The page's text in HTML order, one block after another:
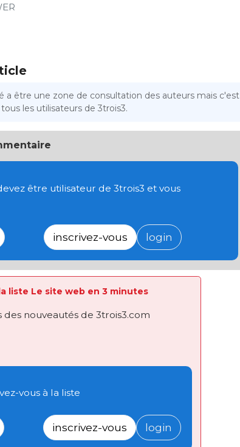
a être une zone de consultation des auteurs mais c'est
les utilisateurs de 3trois3.
être utilisateur de 3trois3 et vous
inscrivez-vous login
liste Le site web en 3 minutes
des nouveautés de 3trois3.com
vous à la liste
inscrivez-vous login